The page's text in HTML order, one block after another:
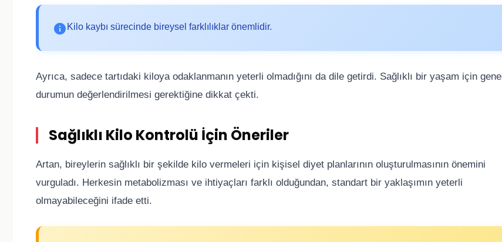
Kilo kaybı sürecinde bireysel farklılıklar önemlidir.
Ayrıca, sadece tartıdaki kiloya odaklanmanın yeterli olmadığını da dile getirdi. Sağlıklı bir yaşam için genel
durumun değerlendirilmesi gerektiğine dikkat çekti.
Sağlıklı Kilo Kontrolü İçin Öneriler
Artan, bireylerin sağlıklı bir şekilde kilo vermeleri için kişisel diyet planlarının oluşturulmasının önemini
vurguladı. Herkesin metabolizması ve ihtiyaçları farklı olduğundan, standart bir yaklaşımın yeterli
olmayabileceğini ifade etti.